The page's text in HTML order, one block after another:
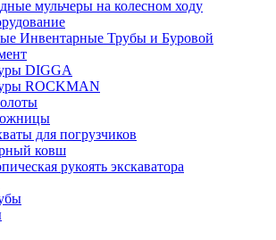
мульчеры на колесном ходу
Инвентарные Трубы и Буровой
DIGGA
ROCKMAN
для погрузчиков
ковш
рукоять экскаватора